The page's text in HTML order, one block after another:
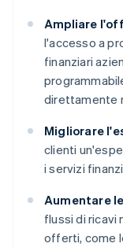
Ampliare
l'accesso a
finanziari
direttamente
Migliorare
clienti
i servizi
Aumentare
flussi di ricavi
offerti, come